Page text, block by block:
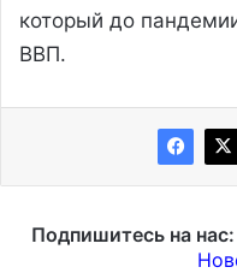
который до
ВВП.
Подпишитесь на нас: